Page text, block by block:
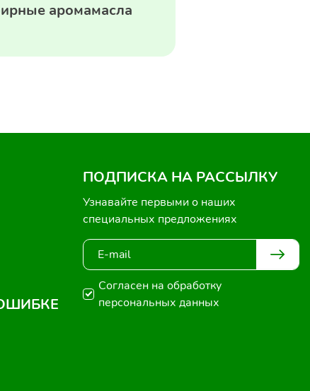
аромамасла
ПОДПИСКА НА РАССЫЛКУ
Узнавайте первыми о наших
специальных предложениях
Согласен на обработку
персональных данных